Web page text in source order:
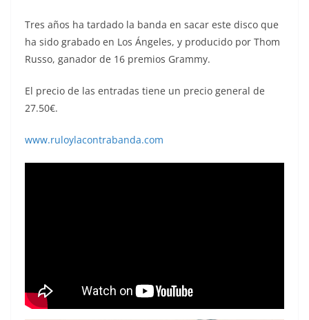
Tres años ha tardado la banda en sacar este disco que
ha sido grabado en Los Ángeles, y producido por Thom
Russo, ganador de 16 premios Grammy.
El precio de las entradas tiene un precio general de
27.50€.
www.ruloylacontrabanda.com